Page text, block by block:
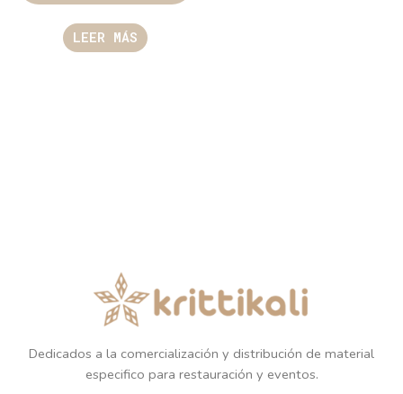
LEER MÁS
Dedicados a la comercialización y distribución de material
especifico para restauración y eventos.